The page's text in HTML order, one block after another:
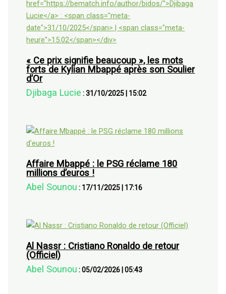
« Ce prix signifie beaucoup », les mots
forts de Kylian Mbappé après son Soulier
d’Or
Djibaga Lucie :31/10/2025 15:02
Affaire Mbappé : le PSG réclame 180
millions d’euros !
Abel Sounou : 17/11/2025 17:16
Al Nassr : Cristiano Ronaldo de retour
(Officiel)
Abel Sounou :05/02/2026 |05:43